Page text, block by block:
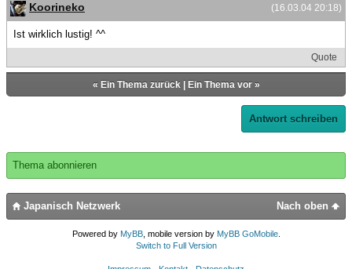
(16.03.04 20:18)
Koorineko
Ist wirklich lustig! ^^
Quote
« Ein Thema zurück| Ein Thema vor»
Antwort schreiben
Thema abonnieren
Nach oben
Japanisch Netzwerk
Powered by MyBB, mobile version by MyBB GoMobile.
Switch to Full Version